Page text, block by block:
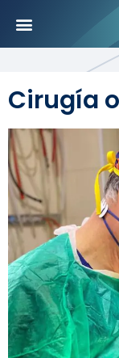
Cirugía